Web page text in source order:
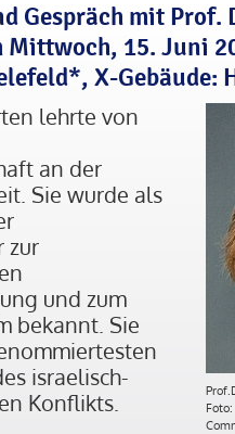
Gespräch mit Prof.
Mittwoch, 15. Juni
X-Gebäude:
lehrte von
an der
Sie wurde als
zur
und zum
bekannt. Sie
israelisch-
Konflikts.